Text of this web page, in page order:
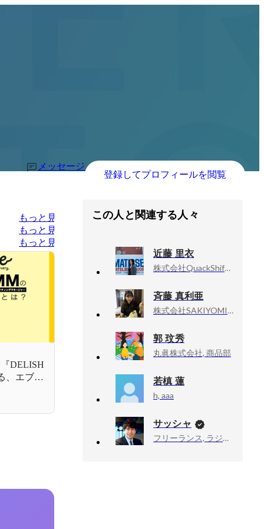
メッセージ
登録してプロフィールを閲覧
もっと見る
もっと見る
もっと見る
DELISH
、エブリ
この人と関連する人々
近藤 里衣
株式会社QuackShift, 広報/人事
斉藤 真利亜
株式会社SAKIYOMI, 採用
郭 玟秀
丸眞株式会社, 商品部
若槙 蓮
h, aaa
サッシャ
フリーランス, ラジオDJ・ナビゲーター